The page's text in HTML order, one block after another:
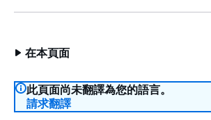
在本頁面
此頁面尚未翻譯為您的語言。
請求翻譯